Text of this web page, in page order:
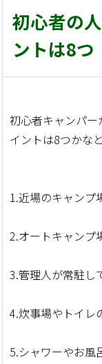
初心者の
ントは8つ
初心者キャンパ
イントは8つかな
1.近場のキャンプ
2.オートキャンプ
3.管理人が常駐し
4.炊事場やトイレ
5.シャワーやお風